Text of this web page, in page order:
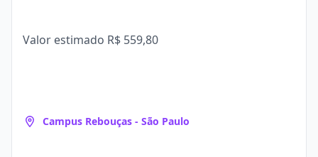
Valor estimado R$ 559,80
Campus Rebouças - São Paulo